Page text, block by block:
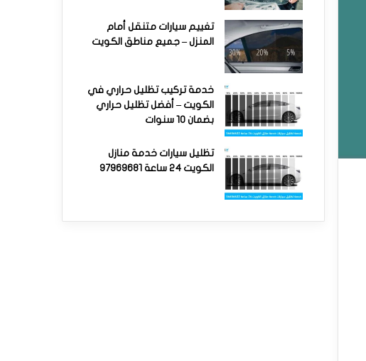
تغييم سيارات متنقل أمام
المنزل – جميع مناطق الكويت
خدمة تركيب تظليل حراري في
الكويت – أفضل تظليل حراري
بضمان 10 سنوات
تظليل سيارات خدمة منازل
الكويت 24 ساعة 97969681